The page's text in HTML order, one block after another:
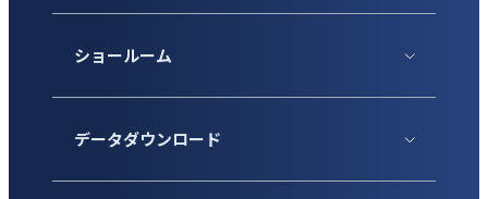
ショールーム
データダウンロード